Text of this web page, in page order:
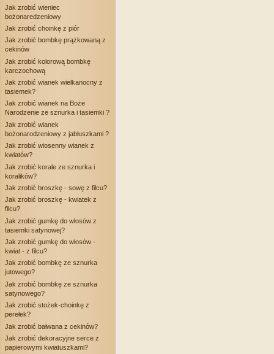
Jak zrobić wieniec
bożonaredzeniowy
Jak zrobić choinkę z piór
Jak zrobić bombkę prążkowaną z
cekinów
Jak zrobić kolorową bombkę
karczochową
Jak zrobić wianek wielkanocny z
tasiemek?
Jak zrobić wianek na Boże
Narodzenie ze sznurka i tasiemki ?
Jak zrobić wianek
bożonarodzeniowy z jabłuszkami ?
Jak zrobić wiosenny wianek z
kwiatów?
Jak zrobić korale ze sznurka i
koralików?
Jak zrobić broszkę - sowę z filcu?
Jak zrobić broszkę - kwiatek z
filcu?
Jak zrobić gumkę do włosów z
tasiemki satynowej?
Jak zrobić gumkę do włosów -
kwiat - z filcu?
Jak zrobić bombkę ze sznurka
jutowego?
Jak zrobić bombkę ze sznurka
satynowego?
Jak zrobić stożek-choinkę z
perełek?
Jak zrobić bałwana z cekinów?
Jak zrobić dekoracyjne serce z
papierowymi kwiatuszkami?